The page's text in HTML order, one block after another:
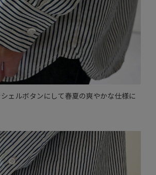
ェルボタンにして春夏の爽やかな仕様に